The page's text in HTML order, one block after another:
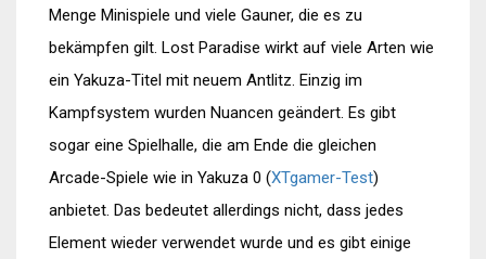
Menge Minispiele und viele Gauner, die es zu
bekämpfen gilt. Lost Paradise wirkt auf viele Arten wie
ein Yakuza-Titel mit neuem Antlitz. Einzig im
Kampfsystem wurden Nuancen geändert. Es gibt
sogar eine Spielhalle, die am Ende die gleichen
Arcade-Spiele wie in Yakuza 0 (XTgamer-Test)
anbietet. Das bedeutet allerdings nicht, dass jedes
Element wieder verwendet wurde und es gibt einige